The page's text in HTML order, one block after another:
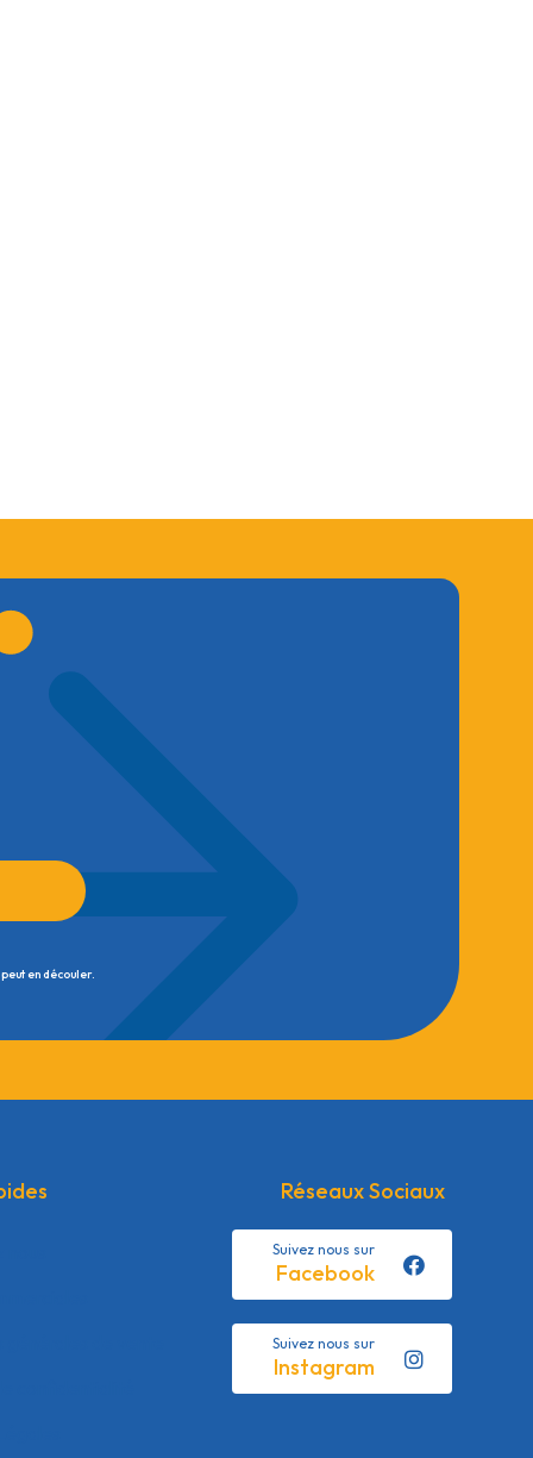
en découler.
Réseaux Sociaux
Facebook
Suivez nous sur
Instagram
Suivez nous sur